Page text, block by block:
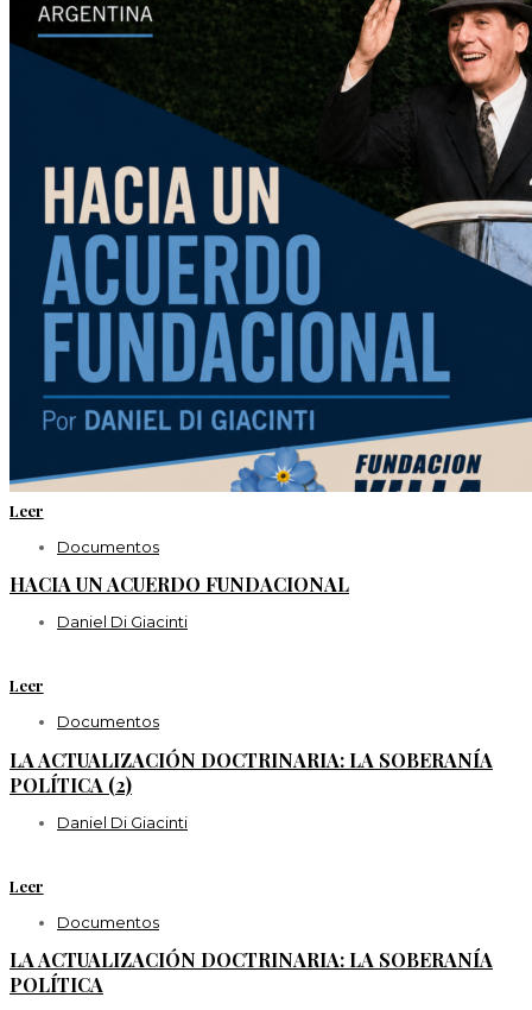
Leer
Documentos
HACIA UN ACUERDO FUNDACIONAL
Daniel Di Giacinti
Leer
Documentos
LA ACTUALIZACIÓN DOCTRINARIA: LA SOBERANÍA
POLÍTICA (2)
Daniel Di Giacinti
Leer
Documentos
LA ACTUALIZACIÓN DOCTRINARIA: LA SOBERANÍA
POLÍTICA